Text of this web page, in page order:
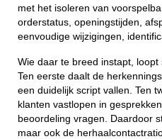
met het isoleren van
orderstatus, openingstijden,
eenvoudige wijzigingen,
Wie daar te breed instapt, loopt
Ten eerste daalt de
een duidelijk script vallen. Ten
klanten vastlopen in
beoordeling vragen. Daardoor
maar ook de